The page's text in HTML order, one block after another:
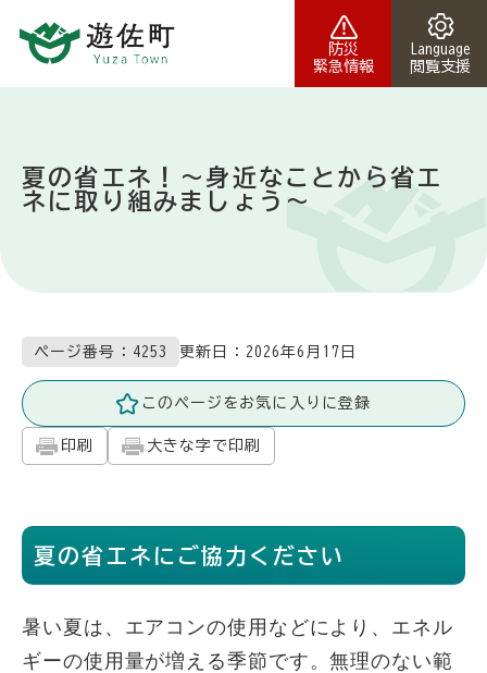
防災
緊急情報
Language
閲覧支援
夏の省エネ！～身近なことから省エ
ネに取り組みましょう～
ページ番号：4253 更新日： 2026年6月17日
このページをお気に入りに登録
印刷 大きな字で印刷
夏の省エネにご協力ください
暑い夏は、エアコンの使用などにより、エネル
ギーの使用量が増える季節です。無理のない範